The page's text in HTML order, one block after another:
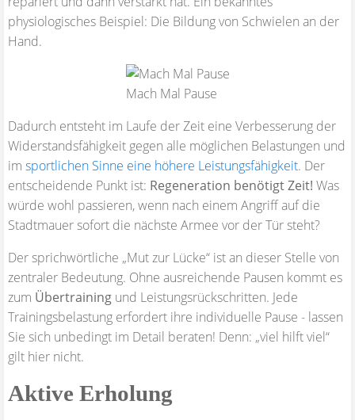
physiologisches Beispiel: Die Bildung von Schwielen an der
Hand.
Mach Mal Pause
Dadurch entsteht im Laufe der Zeit eine Verbesserung der
Widerstandsfähigkeit gegen alle möglichen Belastungen und
im sportlichen Sinne eine höhere Leistungsfähigkeit. Der
entscheidende Punkt ist: Regeneration benötigt Zeit! Was
würde wohl passieren, wenn nach einem Angriff auf die
Stadtmauer sofort die nächste Armee vor der Tür steht?
Der sprichwörtliche „Mut zur Lücke“ ist an dieser Stelle von
zentraler Bedeutung. Ohne ausreichende Pausen kommt es
zum Übertraining und Leistungsrückschritten. Jede
Trainingsbelastung erfordert ihre individuelle Pause - lassen
Sie sich unbedingt im Detail beraten! Denn: „viel hilft viel“
gilt hier nicht.
Aktive Erholung